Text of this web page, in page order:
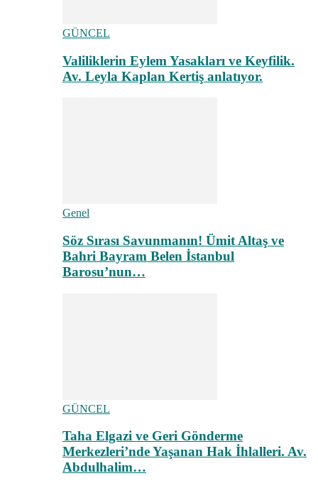
GÜNCEL
Valiliklerin Eylem Yasakları ve Keyfilik.
Av. Leyla Kaplan Kertiş anlatıyor.
Genel
Söz Sırası Savunmanın! Ümit Altaş ve
Bahri Bayram Belen İstanbul
Barosu’nun…
GÜNCEL
Taha Elgazi ve Geri Gönderme
Merkezleri’nde Yaşanan Hak İhlalleri. Av.
Abdulhalim…